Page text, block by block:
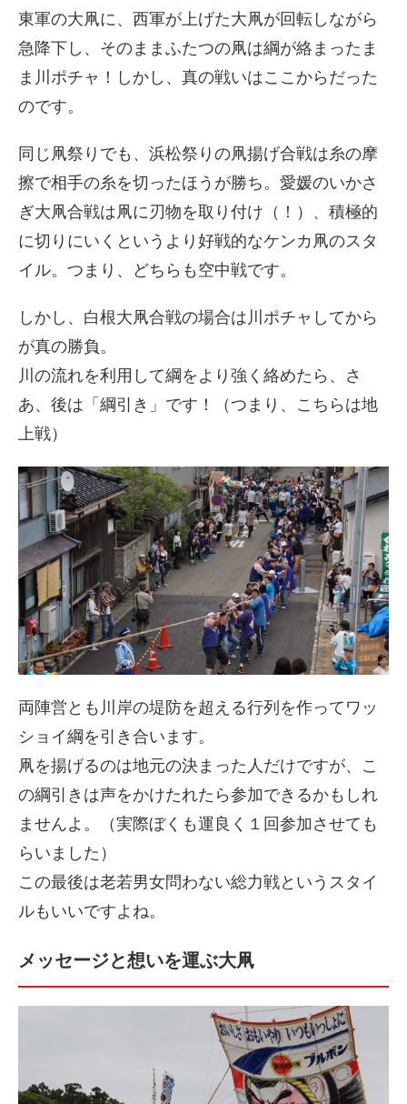
東軍の大凧に、西軍が上げた大凧が回転しながら
急降下し、そのままふたつの凧は綱が絡まったま
ま川ポチャ！しかし、真の戦いはここからだった
のです。
同じ凧祭りでも、浜松祭りの凧揚げ合戦は糸の摩
擦で相手の糸を切ったほうが勝ち。愛媛のいかさ
ぎ大凧合戦は凧に刃物を取り付け（！）、積極的
に切りにいくというより好戦的なケンカ凧のスタ
イル。つまり、どちらも空中戦です。
しかし、白根大凧合戦の場合は川ポチャしてから
が真の勝負。
川の流れを利用して綱をより強く絡めたら、さ
あ、後は「綱引き」です！（つまり、こちらは地
上戦）
両陣営とも川岸の堤防を超える行列を作ってワッ
ショイ綱を引き合います。
凧を揚げるのは地元の決まった人だけですが、こ
の綱引きは声をかけたれたら参加できるかもしれ
ませんよ。（実際ぼくも運良く１回参加させても
らいました）
この最後は老若男女問わない総力戦というスタイ
ルもいいですよね。
メッセージと想いを運ぶ大凧